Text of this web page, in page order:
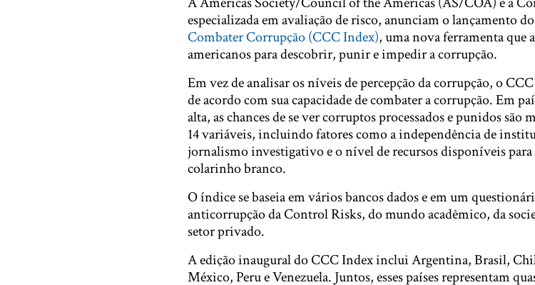
especializada em avaliação de risco, anunciam o lançamento do
Combater Corrupção (CCC Index), uma nova ferramenta que
americanos para descobrir, punir e impedir a corrupção.
Em vez de analisar os níveis de percepção da corrupção, o
de acordo com sua capacidade de combater a corrupção. Em
alta, as chances de se ver corruptos processados e punidos são
14 variáveis, incluindo fatores como a independência de
jornalismo investigativo e o nível de recursos disponíveis
colarinho branco.
O índice se baseia em vários bancos dados e em um
anticorrupção da Control Risks, do mundo acadêmico, da
setor privado.
A edição inaugural do CCC Index inclui Argentina, Brasil,
México, Peru e Venezuela. Juntos, esses países representam